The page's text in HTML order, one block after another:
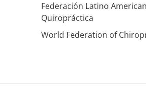
Federación Latino
Quiropráctica
World Federation of